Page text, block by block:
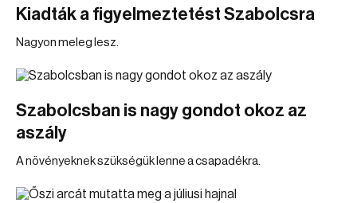
Kiadták a figyelmeztetést Szabolcsra
Nagyon meleg lesz.
Szabolcsban is nagy gondot okoz az
aszály
A növényeknek szükségük lenne a csapadékra.